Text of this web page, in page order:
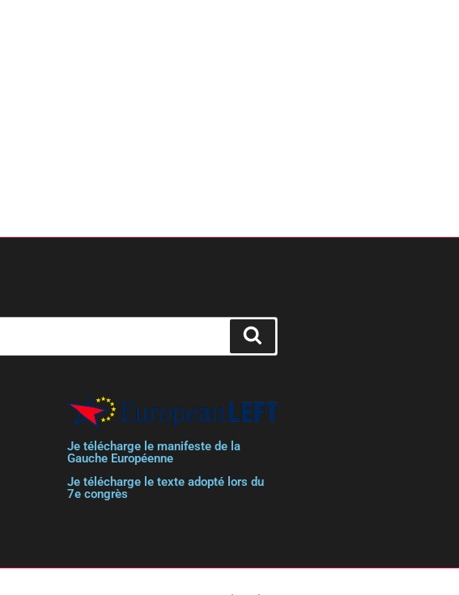
Je télécharge le manifeste de la
Gauche Européenne
Je télécharge le texte adopté lors du
7e congrès